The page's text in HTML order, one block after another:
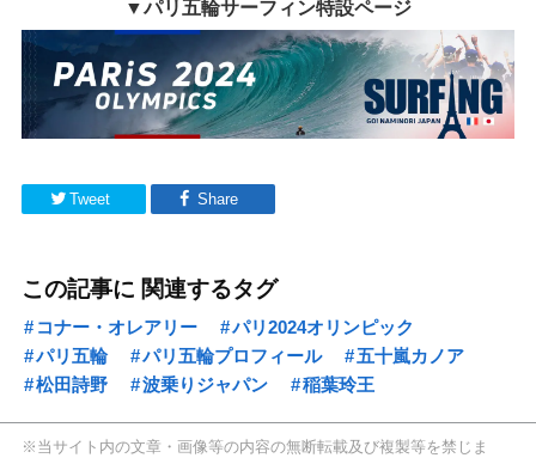
▼パリ五輪サーフィン特設ページ
Tweet Share
この記事に 関連するタグ
コナー・オレアリー
パリ2024オリンピック
パリ五輪
パリ五輪プロフィール
五十嵐カノア
松田詩野
波乗りジャパン 稲葉玲王
※当サイト内の文章・画像等の内容の無断転載及び複製等を禁じま